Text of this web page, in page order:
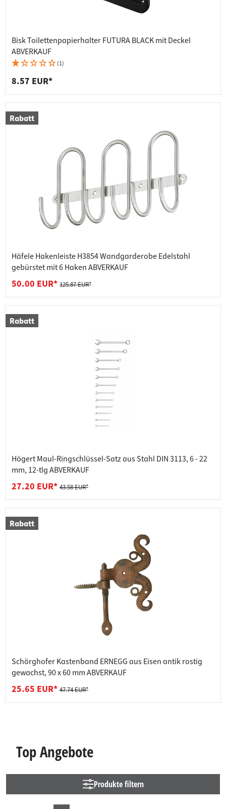
Bisk Toilettenpapierhalter FUTURA BLACK mit Deckel
ABVERKAUF
(1)
8.57 EUR*
Rabatt
Häfele Hakenleiste H3854 Wandgarderobe Edelstahl
gebürstet mit 6 Haken ABVERKAUF
50.00 EUR* 125.87 EUR*
Rabatt
Högert Maul-Ringschlüssel-Satz aus Stahl DIN 3113, 6 - 22
mm, 12-tlg ABVERKAUF
27.20 EUR* 43.58 EUR*
Rabatt
Schörghofer Kastenband ERNEGG aus Eisen antik rostig
gewachst, 90 x 60 mm ABVERKAUF
25.65 EUR* 47.74 EUR*
Top Angebote
Produkte filtern